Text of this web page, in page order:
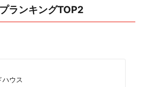
ランキングTOP2
ハウス